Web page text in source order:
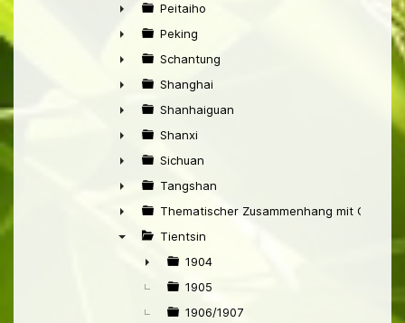
►
►
Peitaiho
►
Peking
►
Schantung
►
Shanghai
►
Shanhaiguan
►
Shanxi
►
Sichuan
►
Tangshan
►
Thematischer Zusammenhang mit China
Tientsin
►
1904
1905
1906/1907